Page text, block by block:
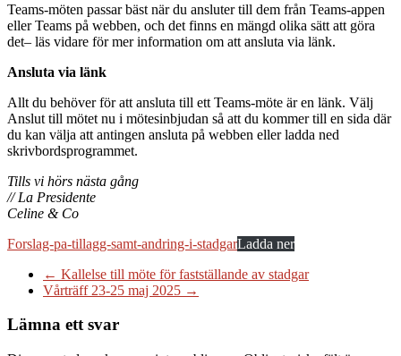
Teams-möten passar bäst när du ansluter till dem från Teams-appen
eller Teams på webben, och det finns en mängd olika sätt att göra
det– läs vidare för mer information om att ansluta via länk.
Ansluta via länk
Allt du behöver för att ansluta till ett Teams-möte är en länk. Välj
Anslut till mötet nu i mötesinbjudan så att du kommer till en sida där
du kan välja att antingen ansluta på webben eller ladda ned
skrivbordsprogrammet.
Tills vi hörs nästa gång
// La Presidente
Celine & Co
Forslag-pa-tillagg-samt-andring-i-stadgarLadda ner
← Kallelse till möte för fastställande av stadgar
Vårträff 23-25 maj 2025 →
Lämna ett svar